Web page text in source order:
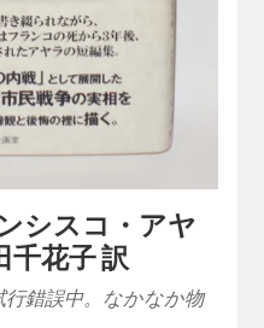
シスコ・アヤ
千花子 訳
錯誤中。なかなか物